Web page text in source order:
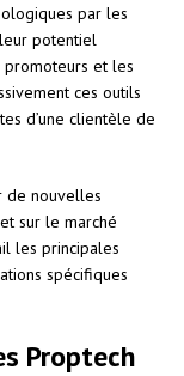
par les
potentiel
promoteurs et les
ces outils
d’une clientèle de
de nouvelles
sur le marché
les principales
spécifiques
Proptech